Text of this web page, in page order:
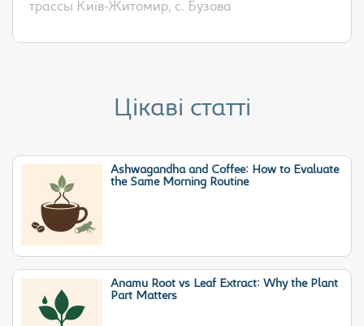
трассы Київ-Житомир, с. Бузова
Цікаві статті
Ashwagandha and Coffee: How to Evaluate
the Same Morning Routine
Anamu Root vs Leaf Extract: Why the Plant
Part Matters